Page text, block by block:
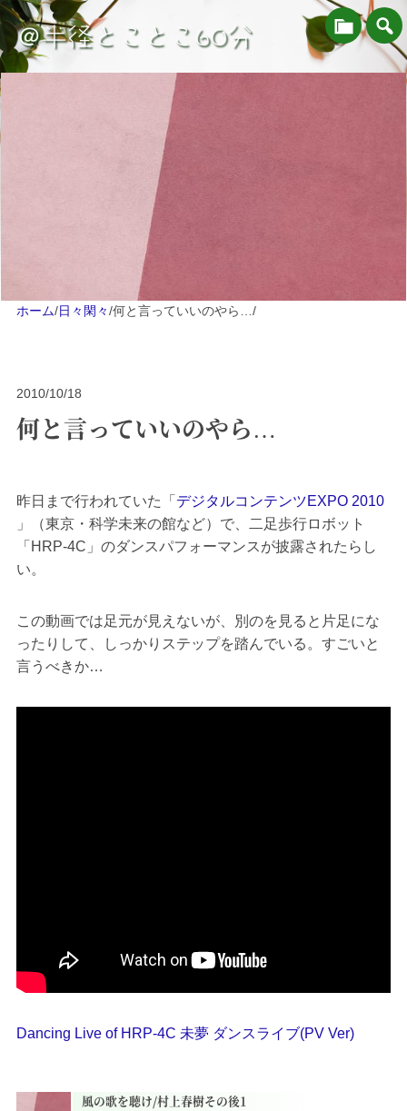
＠半径とことこ60分
ホーム/日々閑々/何と言っていいのやら… /
2010/10/18
何と言っていいのやら…
昨日まで行われていた「 デジタルコンテンツEXPO 2010
」（東京・科学未来の館など）で、二足歩行ロボット
「HRP-4C」のダンスパフォーマンスが披露されたらし
い。
この動画では足元が見えないが、別のを見ると片足にな
ったりして、しっかりステップを踏んでいる。すごいと
言うべきか…
Dancing Live of HRP-4C 未夢 ダンスライブ(PV Ver)
風の歌を聴け/村上春樹その後1